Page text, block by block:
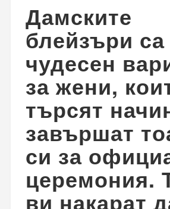
Дамските
блейзъри са
чудесен
за жени,
търсят
завършат
си за
церемония.
ви накарат